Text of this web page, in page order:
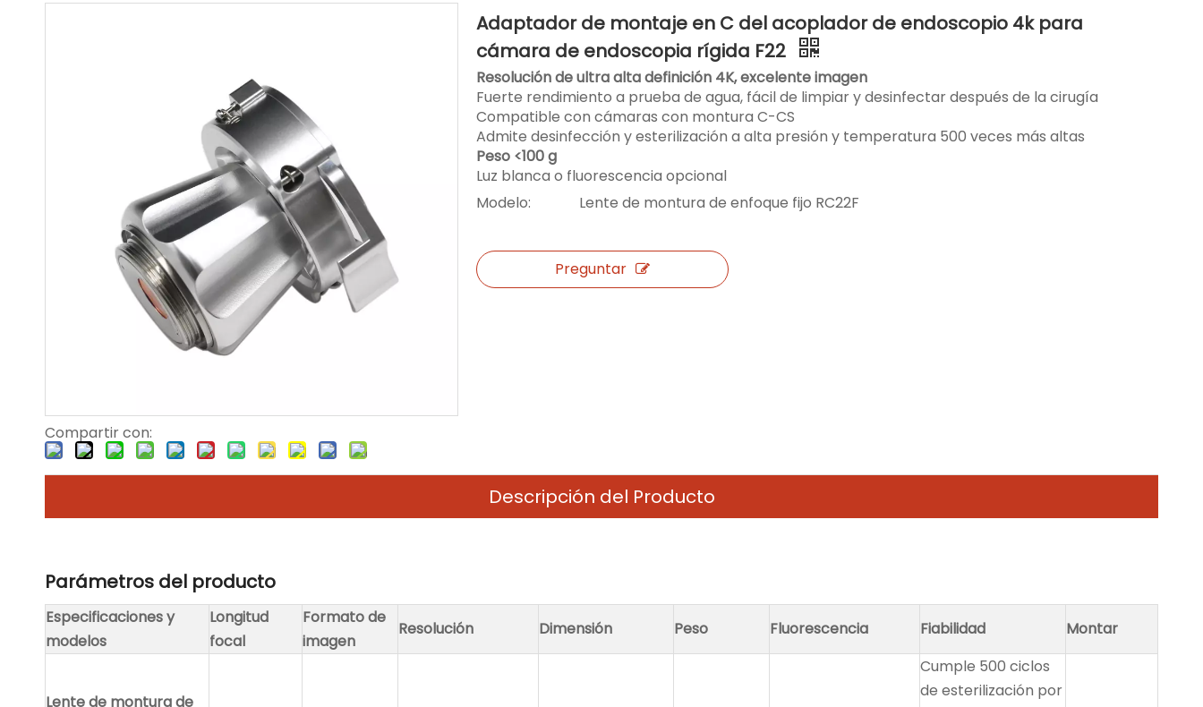
Compartir con:
Adaptador de montaje en C del acoplador de endoscopio 4k para
cámara de endoscopia rígida F22
Resolución de ultra alta definición 4K, excelente imagen
Fuerte rendimiento a prueba de agua, fácil de limpiar y desinfectar después de la cirugía
Compatible con cámaras con montura C-CS
Admite desinfección y esterilización a alta presión y temperatura 500 veces más altas
Peso <100 g
Luz blanca o fluorescencia opcional
Modelo:
Lente de montura de enfoque fijo RC22F
Preguntar
Descripción del Producto
Parámetros del producto
Especificaciones y
modelos
Longitud
focal
Formato de
imagen
Resolución Dimensión Peso Fluorescencia Fiabilidad Montar
Lente de montura de
Cumple 500 ciclos
de esterilización por